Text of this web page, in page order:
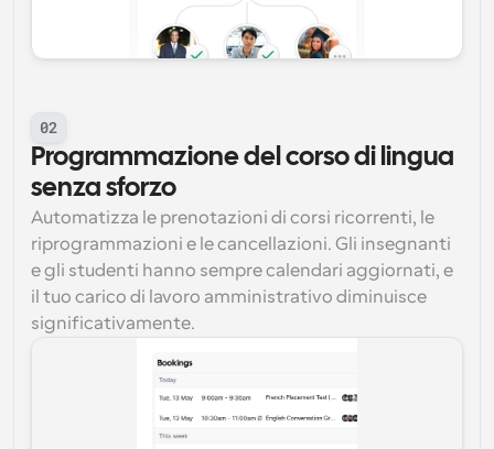
02
Programmazione del corso di lingua
senza sforzo
Automatizza le prenotazioni di corsi ricorrenti, le
riprogrammazioni e le cancellazioni. Gli insegnanti
e gli studenti hanno sempre calendari aggiornati, e
il tuo carico di lavoro amministrativo diminuisce
significativamente.